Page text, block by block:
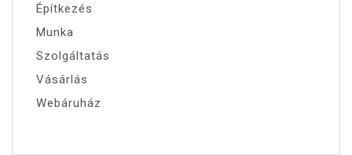
Építkezés
Munka
Szolgáltatás
Vásárlás
Webáruház